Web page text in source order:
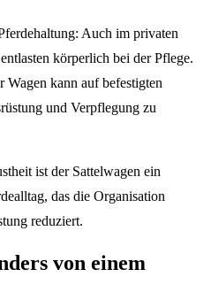
Auch im privaten
körperlich bei der Pflege.
kann auf befestigten
und Verpflegung zu
ist der Sattelwagen ein
das die Organisation
reduziert.
von einem